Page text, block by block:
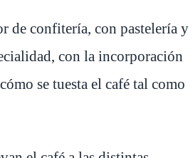
de confitería, con pastelería y
con la incorporación
se tuesta el café tal como